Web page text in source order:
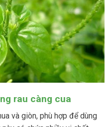
rau càng cua
và giòn, phù hợp để dùng